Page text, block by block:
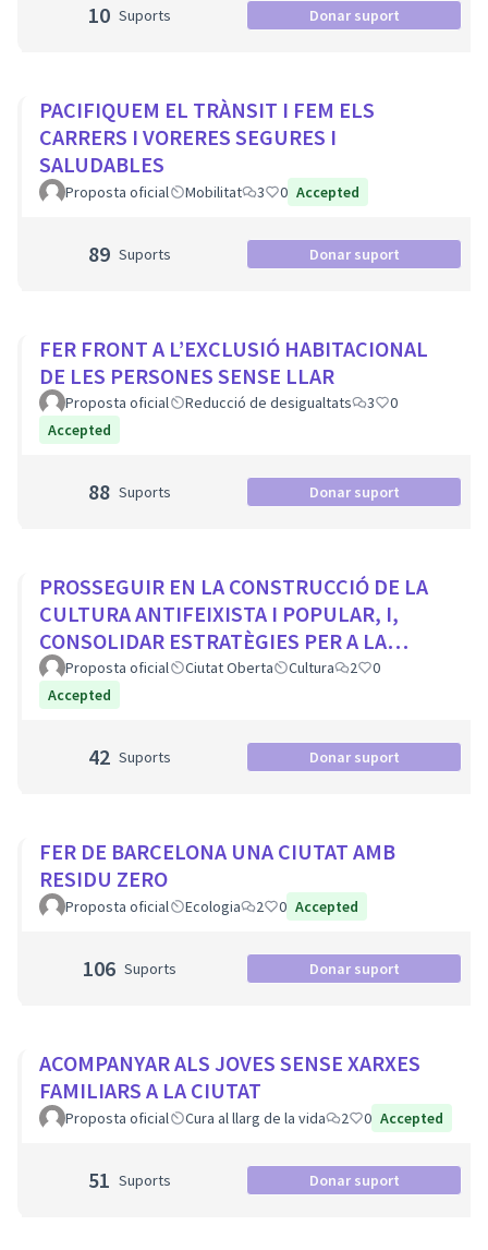
10 Suports Donar suport
PACIFIQUEM EL TRÀNSIT I FEM ELS
CARRERS I VORERES SEGURES I
SALUDABLES
Proposta oficial Mobilitat 3 0 Accepted
89 Suports Donar suport
FER FRONT A L’EXCLUSIÓ HABITACIONAL
DE LES PERSONES SENSE LLAR
Proposta oficial Reducció de desigualtats 3
0
Accepted
88 Suports Donar suport
PROSSEGUIR EN LA CONSTRUCCIÓ DE LA
CULTURA ANTIFEIXISTA I POPULAR, I,
CONSOLIDAR ESTRATÈGIES PER A LA
VISIBILITZACIÓ DE LA MEMÒRIA
DEMOCRÀTICA CIUTADA
Proposta oficial Ciutat Oberta Cultura 2
0
Accepted
42 Suports Donar suport
FER DE BARCELONA UNA CIUTAT AMB
RESIDU ZERO
Proposta oficial Ecologia 2 0 Accepted
106 Suports Donar suport
ACOMPANYAR ALS JOVES SENSE XARXES
FAMILIARS A LA CIUTAT
Proposta oficial Cura al llarg de la vida 2 0 Accepted
51 Suports Donar suport